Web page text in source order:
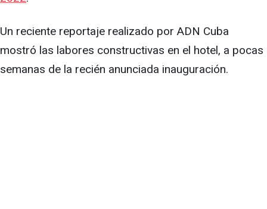
Un reciente reportaje realizado por ADN Cuba
mostró las labores constructivas en el hotel, a pocas
semanas de la recién anunciada inauguración.